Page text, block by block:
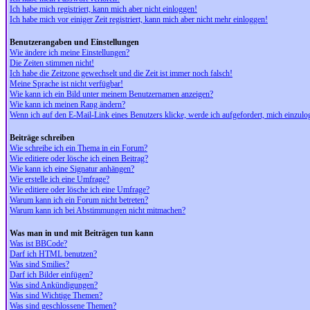
Ich habe mich registriert, kann mich aber nicht einloggen!
Ich habe mich vor einiger Zeit registriert, kann mich aber nicht mehr einloggen!
Benutzerangaben und Einstellungen
Wie ändere ich meine Einstellungen?
Die Zeiten stimmen nicht!
Ich habe die Zeitzone gewechselt und die Zeit ist immer noch falsch!
Meine Sprache ist nicht verfügbar!
Wie kann ich ein Bild unter meinem Benutzernamen anzeigen?
Wie kann ich meinen Rang ändern?
Wenn ich auf den E-Mail-Link eines Benutzers klicke, werde ich aufgefordert, mich
Beiträge schreiben
Wie schreibe ich ein Thema in ein Forum?
Wie editiere oder lösche ich einen Beitrag?
Wie kann ich eine Signatur anhängen?
Wie erstelle ich eine Umfrage?
Wie editiere oder lösche ich eine Umfrage?
Warum kann ich ein Forum nicht betreten?
Warum kann ich bei Abstimmungen nicht mitmachen?
Was man in und mit Beiträgen tun kann
Was ist BBCode?
Darf ich HTML benutzen?
Was sind Smilies?
Darf ich Bilder einfügen?
Was sind Ankündigungen?
Was sind Wichtige Themen?
Was sind geschlossene Themen?